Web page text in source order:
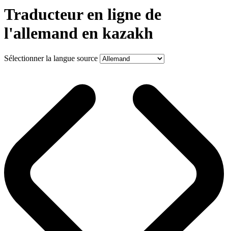
Traducteur en ligne de
l'allemand en kazakh
Sélectionner la langue source